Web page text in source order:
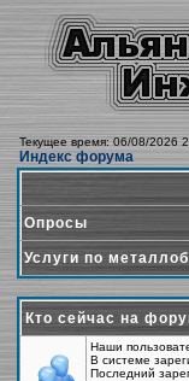
Текущее время: 06/08/2026
Индекс форума
Опросы
Услуги по
Кто сейчас на
Наши
В системе
Последний